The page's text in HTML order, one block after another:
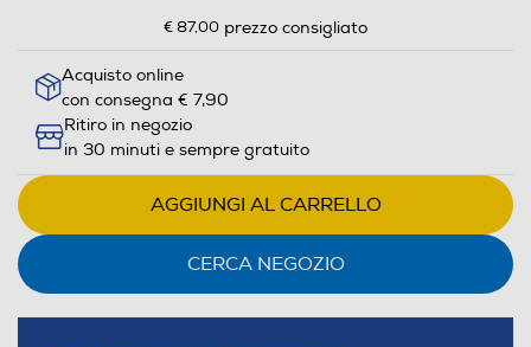
€ 87,00 prezzo consigliato
Acquisto online
con consegna € 7,90
Ritiro in negozio
in 30 minuti e sempre gratuito
AGGIUNGI AL CARRELLO
CERCA NEGOZIO